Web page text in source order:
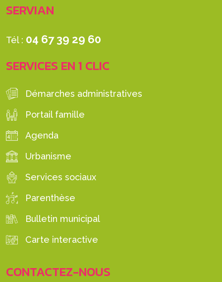
SERVIAN
Tél : 04 67 39 29 60
SERVICES EN 1 CLIC
Démarches administratives
Portail famille
Agenda
Urbanisme
Services sociaux
Parenthèse
Bulletin municipal
Carte interactive
CONTACTEZ-NOUS